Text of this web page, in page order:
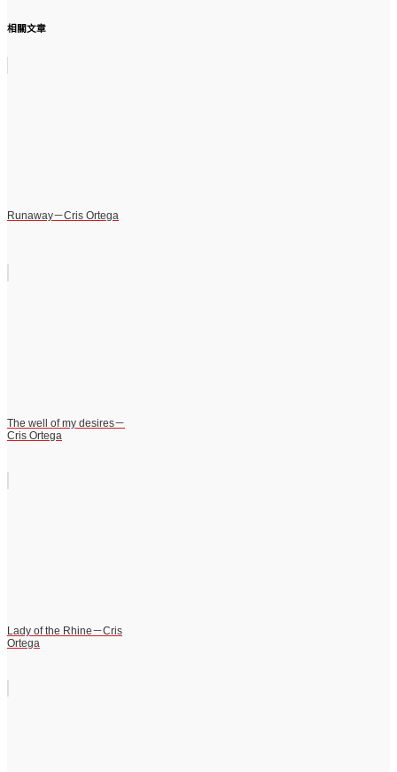
相關文章
Runaway－Cris Ortega
The well of my desires－
Cris Ortega
Lady of the Rhine－Cris
Ortega